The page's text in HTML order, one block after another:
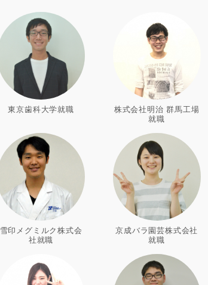
東京歯科大学就職
株式会社明治 群馬工場
就職
雪印メグミルク株式会
社就職
京成バラ園芸株式会社
就職